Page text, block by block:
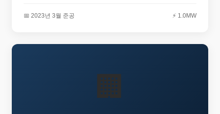
📅 2023년 3월 준공 ⚡ 1.0MW
🏢